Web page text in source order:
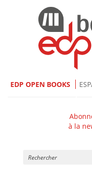
EDP OPEN BOOKS
à la